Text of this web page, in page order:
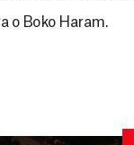
o Boko Haram.